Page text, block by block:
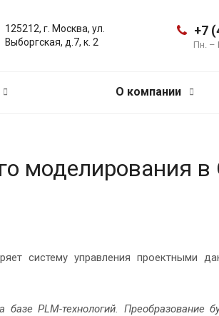
+7
Пн. –
125212, г. Москва, ул.
Выборгская, д.7, к. 2
О компании
систему управления проектными
PLM-технологий.